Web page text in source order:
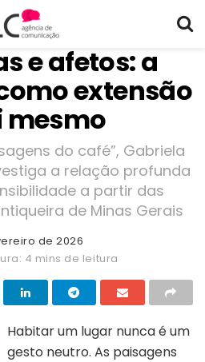
e afetos: a
extensão
mesmo
do café”, Gabriela
a relação profunda
a partir das
de Minas Gerais
de 2026
4 mins de leitura
Habitar um lugar nunca é um
gesto neutro. As paisagens